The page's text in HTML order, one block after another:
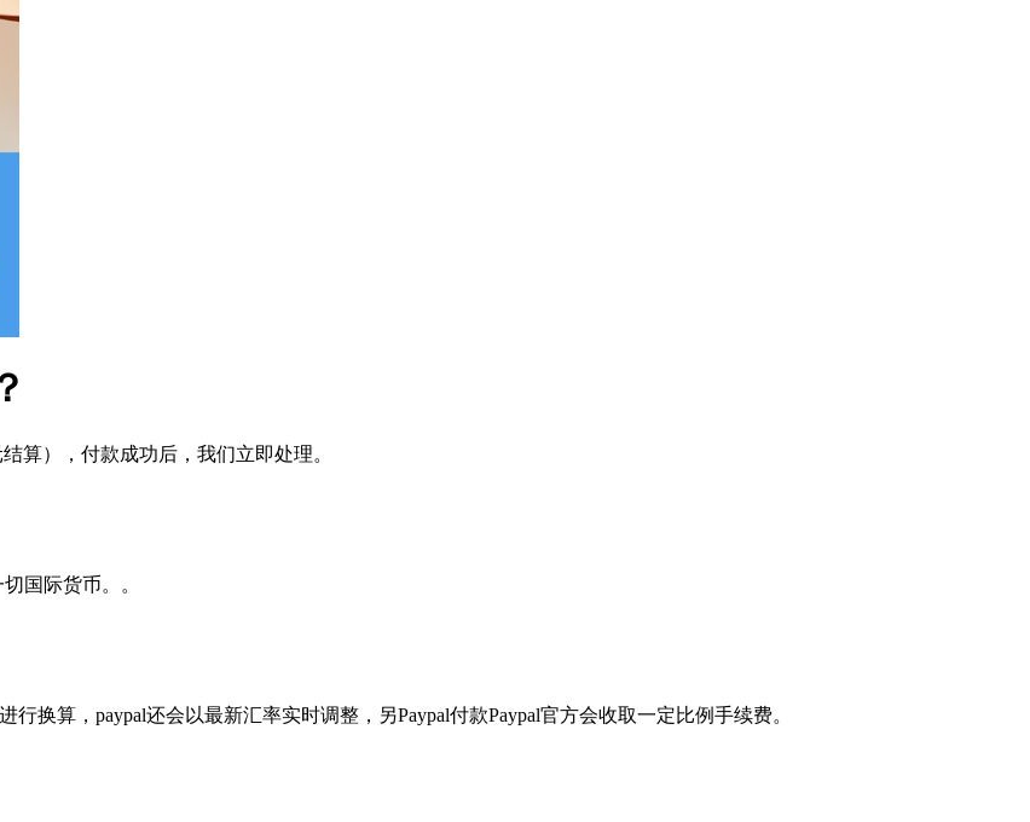
算），付款成功后，我们立即处理。
国际货币。。
换算，paypal还会以最新汇率实时调整，另Paypal付款Paypal官方会收取一定比例手续费。